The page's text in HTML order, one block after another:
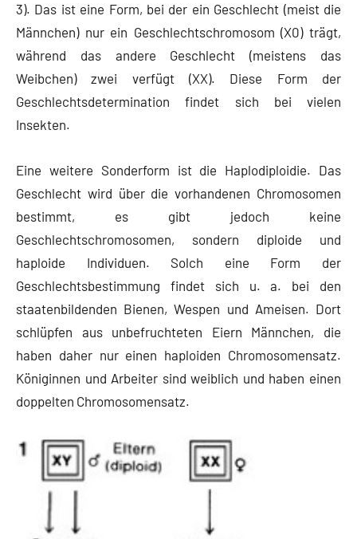
3). Das ist eine Form, bei der ein Geschlecht (meist die
Männchen) nur ein Geschlechtschromosom (X0) trägt,
während das andere Geschlecht (meistens das
Weibchen) zwei verfügt (XX). Diese Form der
Geschlechtsdetermination findet sich bei vielen
Insekten.
Eine weitere Sonderform ist die Haplodiploidie. Das
Geschlecht wird über die vorhandenen Chromosomen
bestimmt, es gibt jedoch keine
Geschlechtschromosomen, sondern diploide und
haploide Individuen. Solch eine Form der
Geschlechtsbestimmung findet sich u. a. bei den
staatenbildenden Bienen, Wespen und Ameisen. Dort
schlüpfen aus unbefruchteten Eiern Männchen, die
haben daher nur einen haploiden Chromosomensatz.
Königinnen und Arbeiter sind weiblich und haben einen
doppelten Chromosomensatz.